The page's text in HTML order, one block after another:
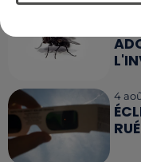
4